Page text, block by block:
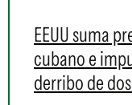
EEUU suma
cubano e
derribo de